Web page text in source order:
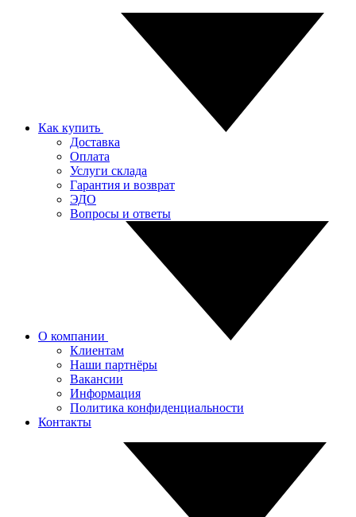
Как купить
Доставка
Оплата
Услуги склада
Гарантия и возврат
ЭДО
Вопросы и ответы
О компании
Клиентам
Наши партнёры
Вакансии
Информация
Политика конфиденциальности
Контакты